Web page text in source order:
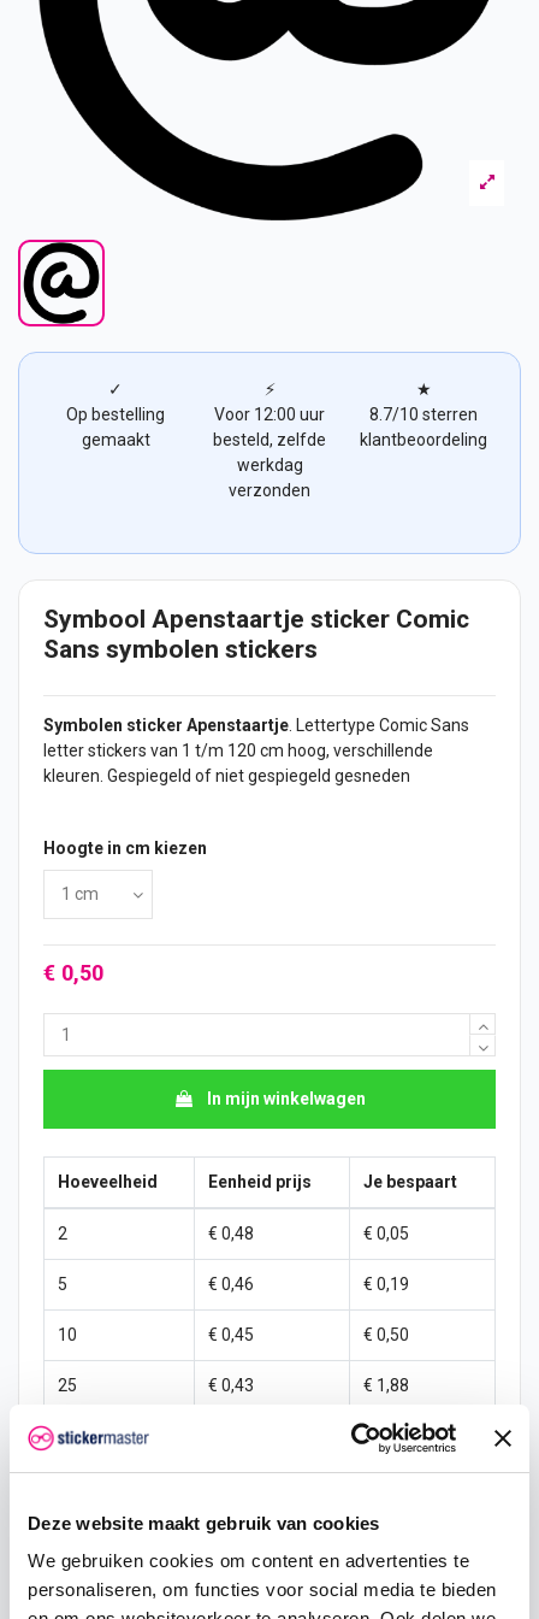
Deze website maakt gebruik van cookies
We gebruiken cookies om content en advertenties te
personaliseren, om functies voor social media te bieden
✓
Op bestelling
gemaakt
⚡
Voor 12:00 uur
besteld, zelfde
werkdag
verzonden
★
8.7/10 sterren
klantbeoordeling
Symbool Apenstaartje sticker Comic
Sans symbolen stickers
Symbolen sticker Apenstaartje . Lettertype Comic Sans
letterstickers van 1 t/m 120 cm hoog, verschillende
kleuren. Gespiegeld of niet gespiegeld gesneden
Hoogte in cm kiezen
€ 0,50
In mijn winkelwagen
Hoeveelheid Eenheid prijs Je bespaart
2 € 0,48 € 0,05
5 € 0,46 € 0,19
10 € 0,45 € 0,50
25 € 0,43 € 1,88
50 € 5,00
€ 0,35
500 € 0,30 € 100,00